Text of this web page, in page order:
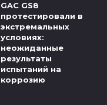
GAC GS8
протестировали в
экстремальных
условиях:
неожиданные
результаты
испытаний на
коррозию